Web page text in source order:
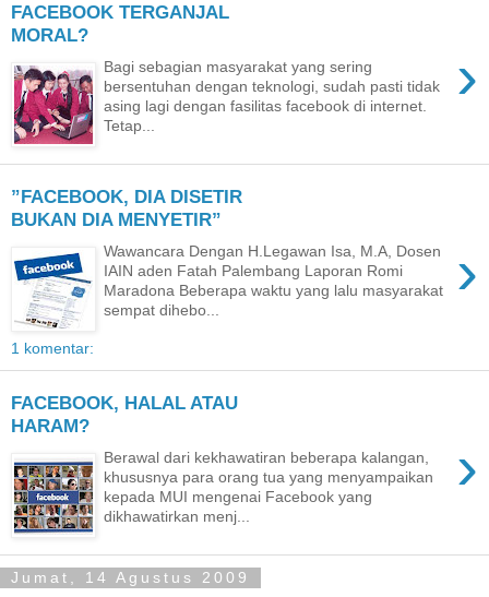
FACEBOOK TERGANJAL
MORAL?
›
Bagi sebagian masyarakat yang sering
bersentuhan dengan teknologi, sudah pasti tidak
asing lagi dengan fasilitas facebook di internet.
Tetap...
”FACEBOOK, DIA DISETIR
BUKAN DIA MENYETIR”
›
Wawancara Dengan H.Legawan Isa, M.A, Dosen
IAIN aden Fatah Palembang Laporan Romi
Maradona Beberapa waktu yang lalu masyarakat
sempat dihebo...
1 komentar:
FACEBOOK, HALAL ATAU
HARAM?
›
Berawal dari kekhawatiran beberapa kalangan,
khususnya para orang tua yang menyampaikan
kepada MUI mengenai Facebook yang
dikhawatirkan menj...
Jumat, 14 Agustus 2009